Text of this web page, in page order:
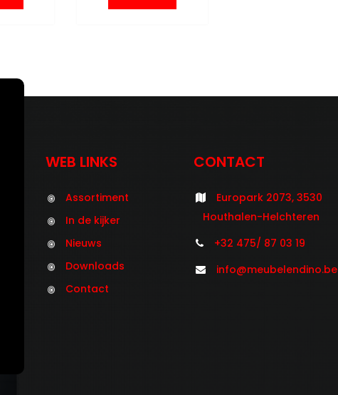
WEB LINKS
Assortiment
In de kijker
Nieuws
Downloads
Contact
CONTACT
Europark 2073, 3530
Houthalen-Helchteren
+32 475/ 87 03 19
info@meubelendino.be